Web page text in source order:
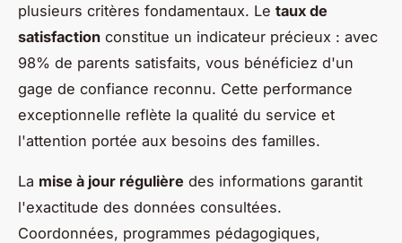
plusieurs critères fondamentaux. Le taux de
satisfaction constitue un indicateur précieux : avec
98% de parents satisfaits, vous bénéficiez d'un
gage de confiance reconnu. Cette performance
exceptionnelle reflète la qualité du service et
l'attention portée aux besoins des familles.
La mise à jour régulière des informations garantit
l'exactitude des données consultées.
Coordonnées, programmes pédagogiques,